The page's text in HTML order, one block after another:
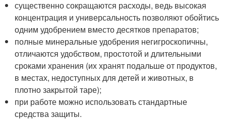
существенно сокращаются расходы, ведь высокая
концентрация и универсальность позволяют обойтись
одним удобрением вместо десятков препаратов;
полные минеральные удобрения негигроскопичны,
отличаются удобством, простотой и длительными
сроками хранения (их хранят подальше от продуктов,
в местах, недоступных для детей и животных, в
плотно закрытой таре);
при работе можно использовать стандартные
средства защиты.